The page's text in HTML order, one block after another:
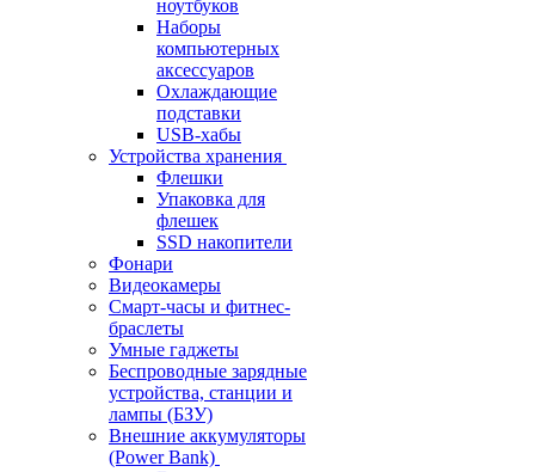
ноутбуков
Наборы
компьютерных
аксессуаров
Охлаждающие
подставки
USB-хабы
Устройства хранения
Флешки
Упаковка для
флешек
SSD накопители
Фонари
Видеокамеры
Смарт-часы и фитнес-
браслеты
Умные гаджеты
Беспроводные зарядные
устройства, станции и
лампы (БЗУ)
Внешние аккумуляторы
(Power Bank)